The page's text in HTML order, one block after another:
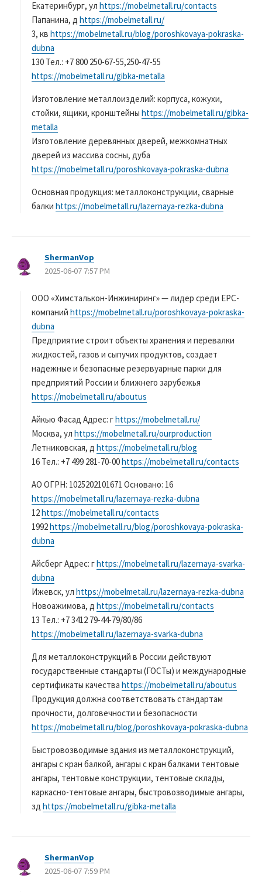
Екатеринбург, ул https://mobelmetall.ru/contacts
Папанина, д https://mobelmetall.ru/
3, кв https://mobelmetall.ru/blog/poroshkovaya-pokraska-
dubna
130 Тел.: +7 800 250-67-55,250-47-55
https://mobelmetall.ru/gibka-metalla
Изготовление металлоизделий: корпуса, кожухи,
стойки, ящики, кронштейны https://mobelmetall.ru/gibka-
metalla
Изготовление деревянных дверей, межкомнатных
дверей из массива сосны, дуба
https://mobelmetall.ru/poroshkovaya-pokraska-dubna
Основная продукция: металлоконструкции, сварные
балки https://mobelmetall.ru/lazernaya-rezka-dubna
ShermanVop
り
2025-06-07 7:57 PM
ООО «Химсталькон-Инжиниринг» — лидер среди EPC-
компаний https://mobelmetall.ru/poroshkovaya-pokraska-
dubna
Предприятие строит объекты хранения и перевалки
жидкостей, газов и сыпучих продуктов, создает
надежные и безопасные резервуарные парки для
предприятий России и ближнего зарубежья
https://mobelmetall.ru/aboutus
Айкью Фасад Адрес: гhttps://mobelmetall.ru/
Москва, ул https://mobelmetall.ru/ourproduction
Летниковская, д https://mobelmetall.ru/blog
16 Тел.: +7 499 281-70-00https://mobelmetall.ru/contacts
АО ОГРН: 1025202101671 Основано: 16
https://mobelmetall.ru/lazernaya-rezka-dubna
12https://mobelmetall.ru/contacts
1992https://mobelmetall.ru/blog/poroshkovaya-pokraska-
dubna
Айсберг Адрес: гhttps://mobelmetall.ru/lazernaya-svarka-
dubna
Ижевск, ул https://mobelmetall.ru/lazernaya-rezka-dubna
Новоажимова, д https://mobelmetall.ru/contacts
13 Тел.: +7 3412 79-44-79/80/86
https://mobelmetall.ru/lazernaya-svarka-dubna
Для металлоконструкций в России действуют
государственные стандарты (ГОСТы) и международные
сертификаты качества https://mobelmetall.ru/aboutus
Продукция должна соответствовать стандартам
прочности, долговечности и безопасности
https://mobelmetall.ru/blog/poroshkovaya-pokraska-dubna
Быстровозводимые здания из металлоконструкций,
ангары с кран балкой, ангары с кран балками тентовые
ангары, тентовые конструкции, тентовые склады,
каркасно-тентовые ангары, быстровозводимые ангары,
зд https://mobelmetall.ru/gibka-metalla
ShermanVop
り
2025-06-07 7:59 PM